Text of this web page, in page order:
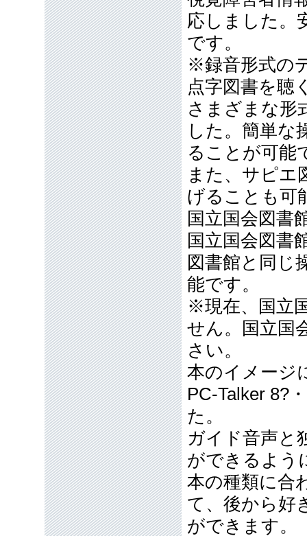
応しました。
です。
※録音形式の
点字図書を聴
さまざまな形
した。簡単な
ることが可能
また、サピエ
げることも可
国立国会図書
国立国会図書
図書館と同じ
能です。
※現在、国立
せん。国立国
さい。
本のイメージ
PC-Talker 8?
た。
ガイド音声と
ができるよう
本の種類に合
て、後から好
ができます。